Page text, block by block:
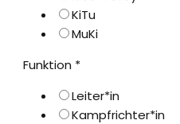
KiTu
MuKi
Funktion *
Leiter*in
Kampfrichter*in